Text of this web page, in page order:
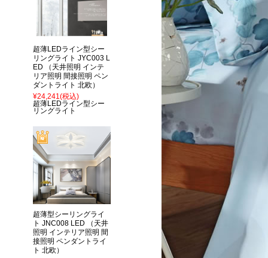
超薄LEDライン型シー
リングライト JYC003 L
ED （天井照明 インテ
リア照明 間接照明 ペン
ダントライト 北欧）
¥24,241(税込)
超薄LEDライン型シー
リングライト
超薄型シーリングライ
ト JNC008 LED （天井
照明 インテリア照明 間
接照明 ペンダントライ
ト 北欧）